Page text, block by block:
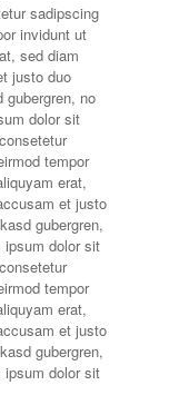
sadipscing
invidunt ut
sed diam
justo duo
no
dolor sit
tempor
erat,
et justo
gubergren,
ipsum dolor sit
tempor
erat,
et justo
gubergren,
ipsum dolor sit